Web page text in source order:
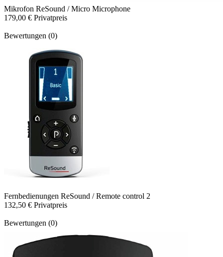
Mikrofon ReSound / Micro Microphone
179,00 € Privatpreis
Bewertungen (0)
Fernbedienungen ReSound / Remote control 2
132,50 € Privatpreis
Bewertungen (0)